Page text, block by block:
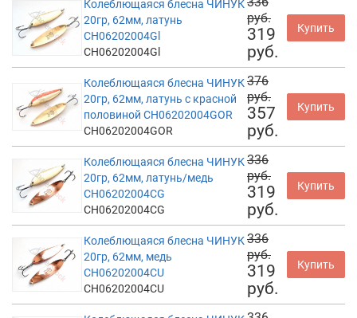
Колеблющаяся блесна ЧИНУК
20гр, 62мм, латунь
CH06202004Gl
CH06202004Gl
руб.
319
руб.
Купить
Колеблющаяся блесна ЧИНУК
20гр, 62мм, латунь с красной
половиной CH06202004GOR
CH06202004GOR
376
руб.
357
руб.
Купить
Колеблющаяся блесна ЧИНУК
20гр, 62мм, латунь/медь
CH06202004CG
CH06202004CG
336
руб.
319
руб.
Купить
Колеблющаяся блесна ЧИНУК
20гр, 62мм, медь
CH06202004CU
CH06202004CU
336
руб.
319
руб.
Купить